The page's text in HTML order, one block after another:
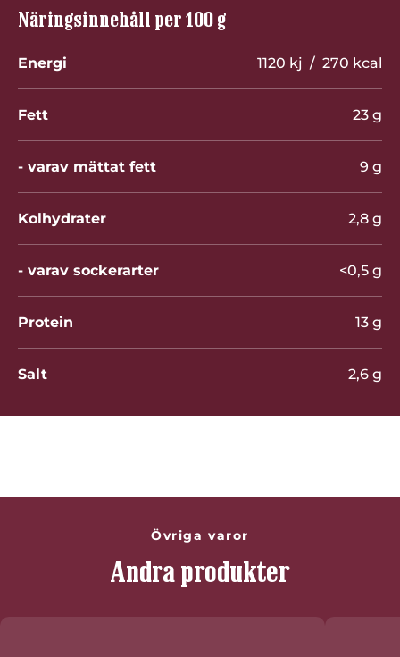
Näringsinnehåll per 100 g
Energi 1120 kj / 270 kcal
Fett 23 g
- varav mättat fett 9 g
Kolhydrater 2,8 g
- varav sockerarter <0,5 g
Protein 13 g
Salt 2,6 g
Övriga varor
Andra produkter